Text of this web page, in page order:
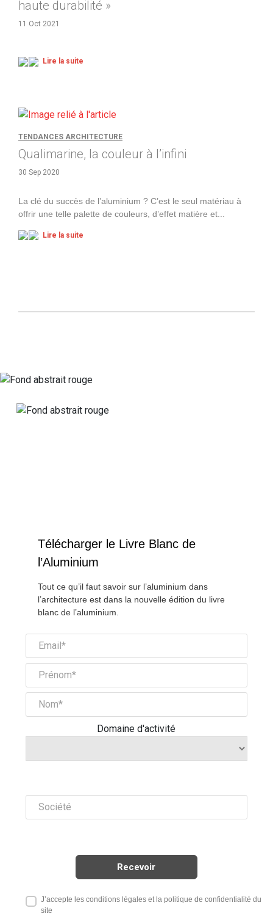
haute durabilité »
11 Oct 2021
Lire la suite
TENDANCES ARCHITECTURE
Qualimarine, la couleur à l’infini
30 Sep 2020
La clé du succès de l’aluminium ? C’est le seul matériau à
offrir une telle palette de couleurs, d’effet matière et
Lire la suite
Télécharger le Livre Blanc de
l’Aluminium
Tout ce qu’il faut savoir sur l’aluminium dans
l’architecture est dans la nouvelle édition du livre
blanc de l’aluminium.
Domaine d'activité
J’accepte les conditions légales et la politique de confidentialité du
site